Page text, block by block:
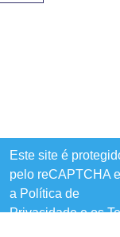
Este site é
pelo reCAPTCHA e
a Política de
Privacidadee os